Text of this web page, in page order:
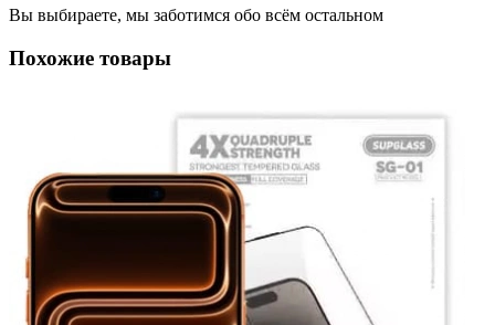
Вы выбираете, мы заботимся обо всём остальном
Похожие товары